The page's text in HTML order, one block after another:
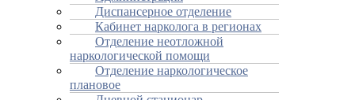
Диспансерное отделение
Кабинет нарколога в регионах
Отделение неотложной
наркологической помощи
Отделение наркологическое
плановое